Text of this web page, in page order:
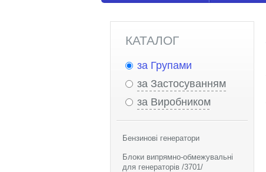
КАТАЛОГ
за Групами
за Застосуванням
за Виробником
Бензинові генератори
Блоки випрямно-обмежувальні
для генераторів /3701/